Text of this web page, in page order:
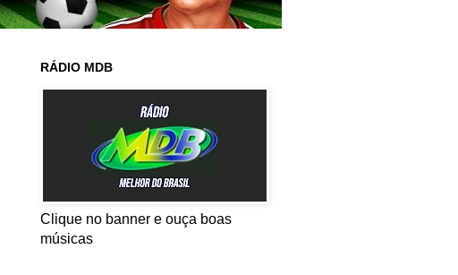
RÁDIO MDB
Clique no banner e ouça boas
músicas